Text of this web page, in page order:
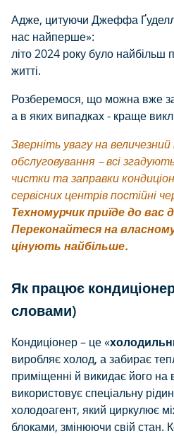
Адже, цитуючи Джеффа
нас найперше»:
літо 2024 року було
житті.
Розберемося, що можна вже
а в яких випадках - краще
Зверніть увагу на
обслуговування – всі
чистки та заправки
сервісних центрів постійні
Техномурчик приїде до вас
Переконайтеся на власному
цінують найбільше.
Як працює
словами)
Кондиціонер – це «
виробляє холод, а забирає
приміщенні й викидає його
використовує спеціальну
холодоагент, який циркулює
блоками, змінюючи свій стан.